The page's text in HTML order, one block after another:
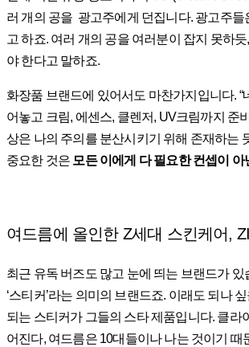
러 개의 공을 광고주에게 던집니다. 광고주
고 하죠. 여러 개의 공을 여러분이 잡지 못하
야 한다고 말하죠.
화장품 브랜드에 있어서도 마찬가지입니다.
어놓고 크림, 에센스, 클렌저, UV크림까지 준
상은 나의 주의를 분산시키기 위해 존재하는
중요한 것은 모든 이에게 다 필요한 컨셉이
여드름에 올인한 Z세대 스킨케어,
최근 유독 버즈도 많고 눈에 띄는 브랜드가 있
‘스티커’라는 의미의 브랜드죠. 이래도 되나
되는 스티커가 그들의 스타 제품입니다. 클
어진다, 여드름은 10대들이나 나는 것이기